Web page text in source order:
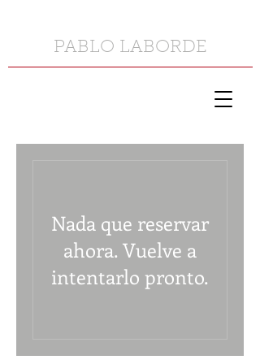
PABLO LABORDE
Nada que reservar
ahora. Vuelve a
intentarlo pronto.